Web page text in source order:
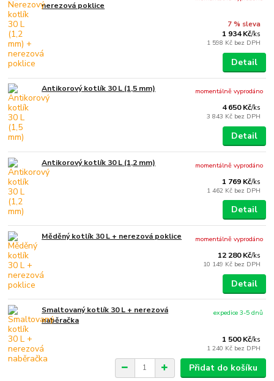
nerezová poklice
7 % sleva
1 934 Kč/ks
1 598 Kč bez DPH
Detail
Antikorový kotlík 30 L (1,5 mm)
4 650 Kč/ks
3 843 Kč bez DPH
momentálně vyprodáno
Detail
Antikorový kotlík 30 L (1,2 mm)
1 769 Kč/ks
1 462 Kč bez DPH
momentálně vyprodáno
Detail
Měděný kotlík 30 L + nerezová poklice
12 280 Kč/ks
10 149 Kč bez DPH
momentálně vyprodáno
Detail
Smaltovaný kotlík 30 L + nerezová
naběračka
1 500 Kč/ks
1 240 Kč bez DPH
expedice 3-5 dnů
Přidat do košíku